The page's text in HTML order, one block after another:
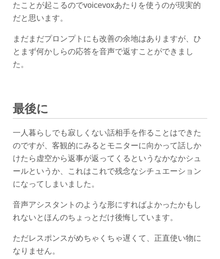
たことが起こるのでvoicevoxあたりを使うのが現実的
だと思います。
まだまだプロンプトにも改善の余地はありますが、ひ
とまず何かしらの応答を音声で返すことができまし
た。
最後に
一人暮らしでも寂しくない話相手を作ることはできた
のですが、客観的にみるとモニターに向かって話しか
けたら虚空から返事が返ってくるというなかなかシュ
ールというか、これはこれで残念なシチュエーション
になってしまいました。
音声アシスタントのような形にすればよかったかもし
れないとほんのちょっとだけ後悔しています。
ただレスポンスがめちゃくちゃ遅くて、正直使い物に
なりません。